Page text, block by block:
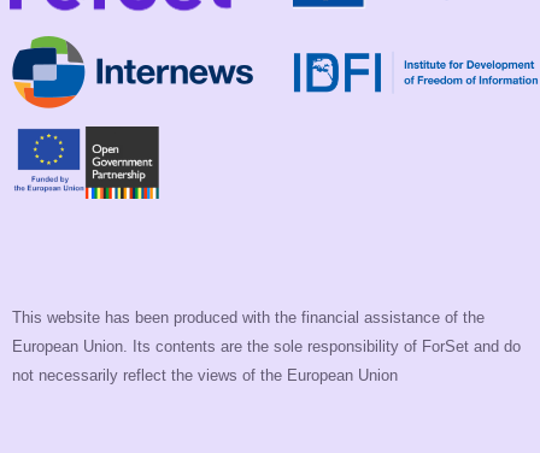
This website has been produced with the financial assistance of the
European Union. Its contents are the sole responsibility of ForSet and do
not necessarily reflect the views of the European Union